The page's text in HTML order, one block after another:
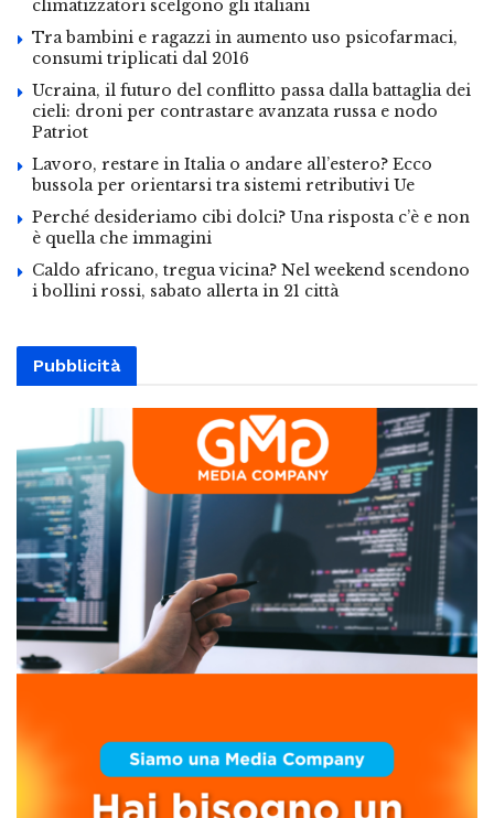
climatizzatori scelgono gli italiani
Tra bambini e ragazzi in aumento uso psicofarmaci,
consumi triplicati dal 2016
Ucraina, il futuro del conflitto passa dalla battaglia dei
cieli: droni per contrastare avanzata russa e nodo
Patriot
Lavoro, restare in Italia o andare all’estero? Ecco
bussola per orientarsi tra sistemi retributivi Ue
Perché desideriamo cibi dolci? Una risposta c’è e non
è quella che immagini
Caldo africano, tregua vicina? Nel weekend scendono
i bollini rossi, sabato allerta in 21 città
Pubblicità